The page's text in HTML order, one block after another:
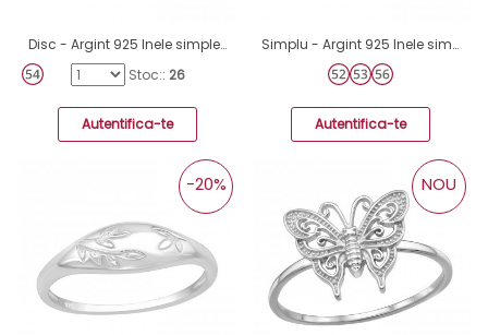
Disc - Argint 925 Inele simple A4S46155
Stoc:: 26
Autentifica-te
Simplu - Argint 925 Inele simple A4S43275
Autentifica-te
-20% NOU